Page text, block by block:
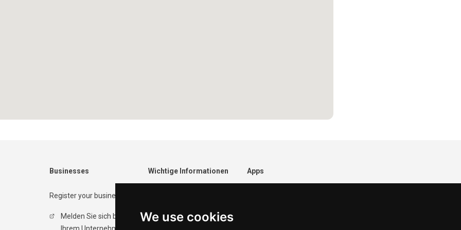
We use cookies
Businesses
Register your business
Melden Sie sich bei
Wichtige Informationen
Datenschutzrichtlinie
Apps